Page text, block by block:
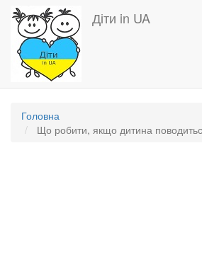
Перейти
основного
вмісту
Діти in UA
Головна
Що робити, якщо дитина